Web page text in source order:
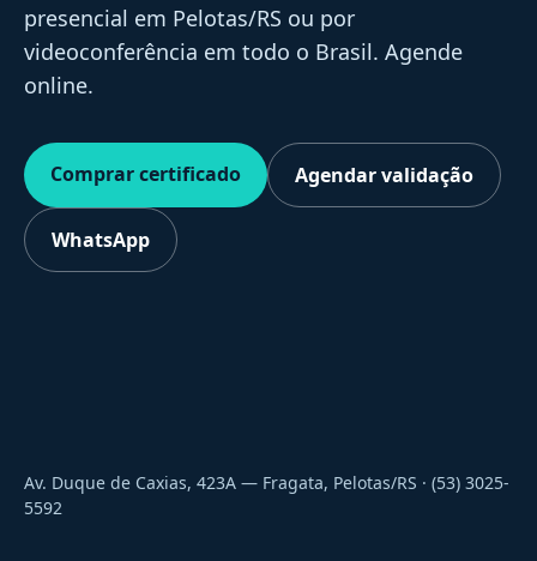
presencial em Pelotas/RS ou por
videoconferência em todo o Brasil. Agende
online.
Comprar certificado Agendar validação
WhatsApp
Av. Duque de Caxias, 423A — Fragata, Pelotas/RS · (53) 3025-
5592